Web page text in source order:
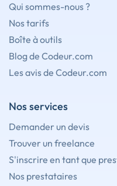
Qui sommes-nous ?
Nos tarifs
Boîte à outils
Blog de Codeur.com
Les avis de Codeur.com
Nos services
Demander un devis
Trouver un freelance
S'inscrire en tant que
Nos prestataires